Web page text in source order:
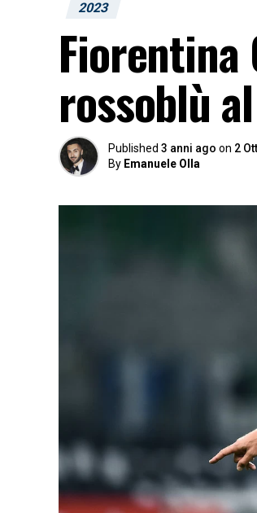
2023
rossoblù
Published 3 anni ago on 2
By Emanuele Olla